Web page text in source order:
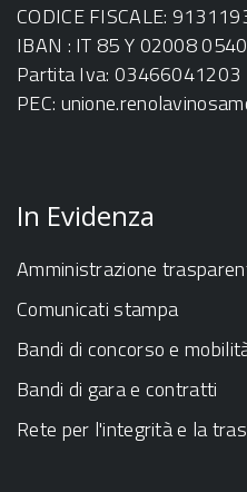
CODICE FISCALE:
IBAN : IT 85 Y 02008
Partita Iva: 03466041203
PEC:
In Evidenza
Amministrazione
Comunicati stampa
Bandi di concorso e
Bandi di gara e contratti
Rete per l'integrità e la